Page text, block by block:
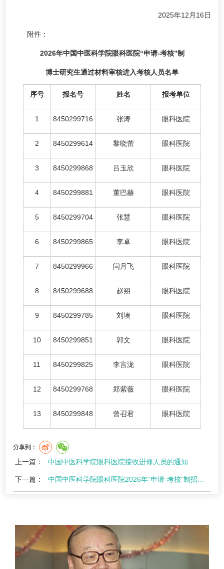
2025年12月16日
附件：
2026年中国中医科学院眼科医院“申请-考核”制
博士研究生通过材料审核进入考核人员名单
序号 报名号 姓名 报考单位
1 8450299716 张涛 眼科医院
2 8450299614 黎晓蕾 眼科医院
3 8450299868 吕玉欣 眼科医院
4 8450299881 董巴赫 眼科医院
5 8450299704 张慧 眼科医院
6 8450299865 李卓 眼科医院
7 8450299966 闫月飞 眼科医院
8 8450299688 赵朔 眼科医院
9 8450299785 刘塽 眼科医院
10 8450299851 郭文 眼科医院
11 8450299825 李言泷 眼科医院
12 8450299768 郑紫薇 眼科医院
13 8450299848 曾召君 眼科医院
分享到：
上一篇： 中国中医科学院眼科医院接收进修人员的通知
下一篇： 中国中医科学院眼科医院2026年“申请-考核”制招收博士研究生工作实施细则